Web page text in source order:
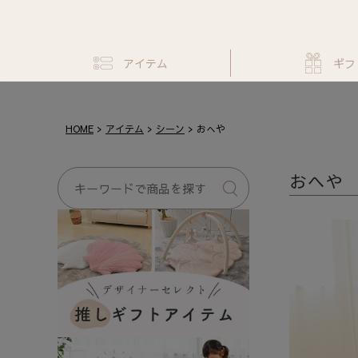
アイテム ギ
HOME アイテム シーン おへや
おへや